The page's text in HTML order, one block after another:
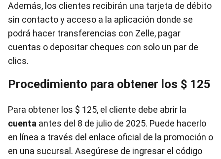
Además, los clientes recibirán una tarjeta de débito
sin contacto y acceso a la aplicación donde se
podrá hacer transferencias con Zelle, pagar
cuentas o depositar cheques con solo un par de
clics.
Procedimiento para obtener los $ 125
Para obtener los $ 125, el cliente debe abrir la
cuenta antes del 8 de julio de 2025. Puede hacerlo
en línea a través del enlace oficial de la promoción o
en una sucursal. Asegúrese de ingresar el código